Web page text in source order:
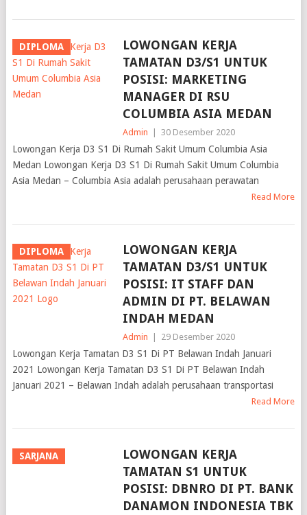
DIPLOMA
LOWONGAN KERJA
TAMATAN D3/S1 UNTUK
POSISI: MARKETING
MANAGER DI RSU
COLUMBIA ASIA MEDAN
Admin 30 Desember 2020
Lowongan Kerja D3 S1 Di Rumah Sakit Umum Columbia Asia
Medan Lowongan Kerja D3 S1 Di Rumah Sakit Umum Columbia
Asia Medan – Columbia Asia adalah perusahaan perawatan
Read More
DIPLOMA
LOWONGAN KERJA
TAMATAN D3/S1 UNTUK
POSISI: IT STAFF DAN
ADMIN DI PT. BELAWAN
INDAH MEDAN
Admin 29 Desember 2020
Lowongan Kerja Tamatan D3 S1 Di PT Belawan Indah Januari
2021 Lowongan Kerja Tamatan D3 S1 Di PT Belawan Indah
Januari 2021 – Belawan Indah adalah perusahaan transportasi
Read More
SARJANA
LOWONGAN KERJA
TAMATAN S1 UNTUK
POSISI: DBNRO DI PT. BANK
DANAMON INDONESIA TBK